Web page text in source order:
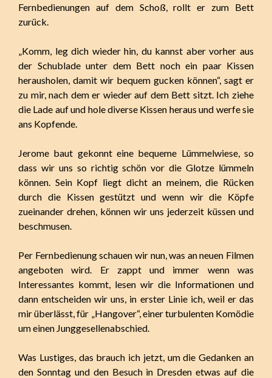
Fernbedienungen auf dem Schoß, rollt er zum Bett
zurück.
„Komm, leg dich wieder hin, du kannst aber vorher aus
der Schublade unter dem Bett noch ein paar Kissen
herausholen, damit wir bequem gucken können“, sagt er
zu mir, nach dem er wieder auf dem Bett sitzt. Ich ziehe
die Lade auf und hole diverse Kissen heraus und werfe sie
ans Kopfende.
Jerome baut gekonnt eine bequeme Lümmelwiese, so
dass wir uns so richtig schön vor die Glotze lümmeln
können. Sein Kopf liegt dicht an meinem, die Rücken
durch die Kissen gestützt und wenn wir die Köpfe
zueinander drehen, können wir uns jederzeit küssen und
beschmusen.
Per Fernbedienung schauen wir nun, was an neuen Filmen
angeboten wird. Er zappt und immer wenn was
Interessantes kommt, lesen wir die Informationen und
dann entscheiden wir uns, in erster Linie ich, weil er das
mir überlässt, für „Hangover“, einer turbulenten Komödie
um einen Junggesellenabschied.
Was Lustiges, das brauch ich jetzt, um die Gedanken an
den Sonntag und den Besuch in Dresden etwas auf die